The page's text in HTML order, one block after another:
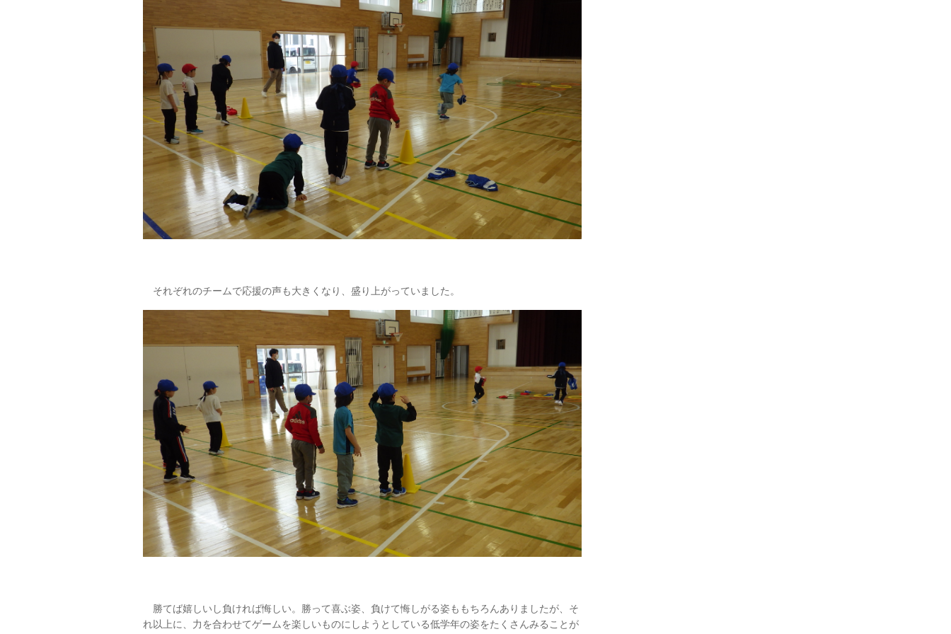
それぞれのチームで応援の声も大きくなり、盛り上がっていました。
勝てば嬉しいし負ければ悔しい。勝って喜ぶ姿、負けて悔しがる姿ももちろんありましたが、そ
れ以上に、力を合わせてゲームを楽しいものにしようとしている低学年の姿をたくさんみることが